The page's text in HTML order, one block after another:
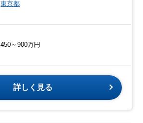
東京都
450～900万円
詳しく見る